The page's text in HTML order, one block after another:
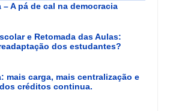
– A pá de cal na democracia
e Retomada das Aulas:
dos estudantes?
mais carga, mais centralização e
créditos continua.